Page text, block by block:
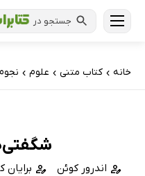
جستجو در
خانه › کتاب‌ متنی › علوم ›
اندرور کوئن